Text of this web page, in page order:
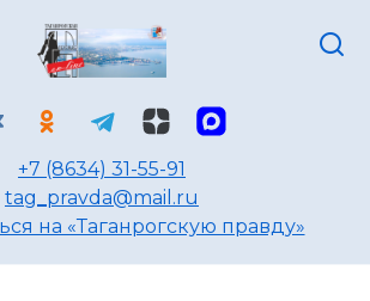
+7 (8634) 31-55-91
tag_pravda@mail.ru
на «Таганрогскую правду»